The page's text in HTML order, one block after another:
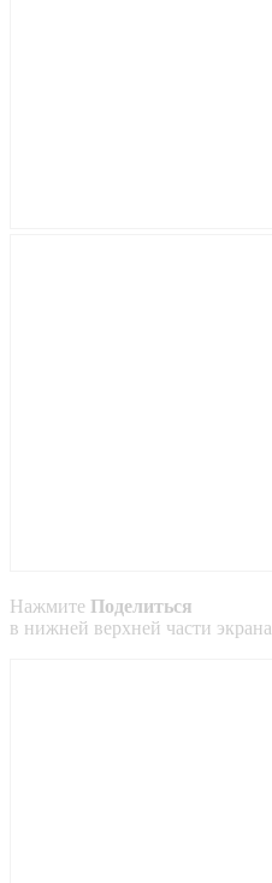
Нажмите Поделиться
в нижней верхней части экрана